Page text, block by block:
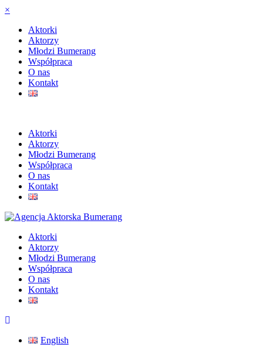
×
Aktorki
Aktorzy
Młodzi Bumerang
Współpraca
O nas
Kontakt
Aktorki
Aktorzy
Młodzi Bumerang
Współpraca
O nas
Kontakt
Aktorki
Aktorzy
Młodzi Bumerang
Współpraca
O nas
Kontakt
English